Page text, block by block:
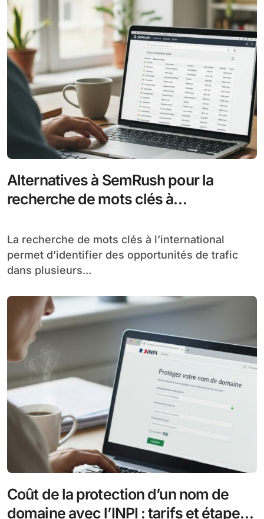
Alternatives à SemRush pour la
recherche de mots clés à
La recherche de mots clés à l’international
permet d’identifier des opportunités de trafic
dans plusieurs...
Coût de la protection d’un nom de
domaine avec l’INPI : tarifs et étapes